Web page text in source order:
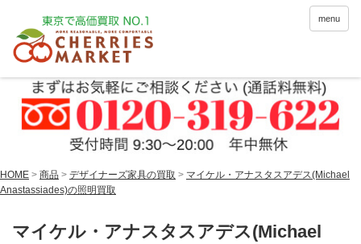
menu
HOME > 商品 > デザイナーズ家具の買取 > マイケル・アナスタスアデス(Michael
Anastassiades)の照明買取
マイケル・アナスタスアデス(Michael